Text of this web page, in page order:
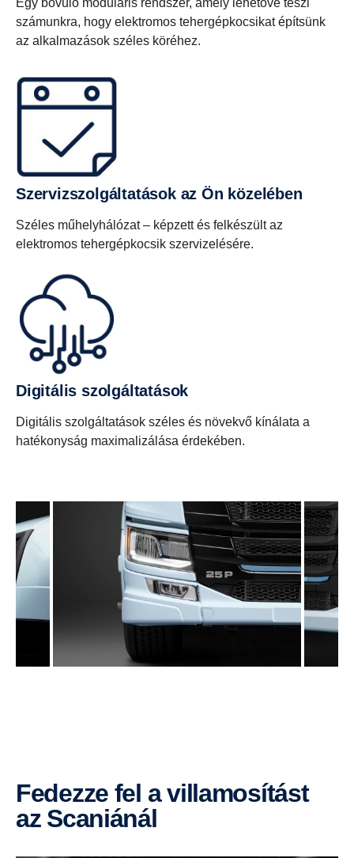
számunkra, hogy elektromos tehergépkocsikat építsünk
az alkalmazások széles köréhez.
Szervizszolgáltatások az Ön közelében
Széles műhelyhálózat – képzett és felkészült az
elektromos tehergépkocsik szervizelésére.
Digitális szolgáltatások
Digitális szolgáltatások széles és növekvő kínálata a
hatékonyság maximalizálása érdekében.
Fedezze fel a villamosítást
az Scaniánál